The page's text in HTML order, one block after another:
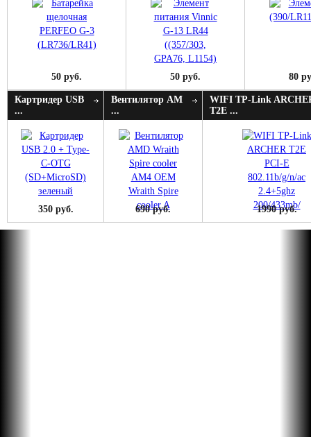
50 руб. 50 руб. 80
Картридер USB
...
350 руб.
Вентилятор AM
...
690 руб.
WIFI TP-Link
T2E ...
1990 руб.